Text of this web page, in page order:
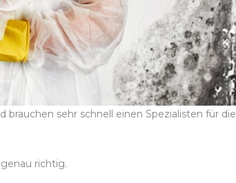
sehr schnell einen Spezialisten für die
genau richtig.